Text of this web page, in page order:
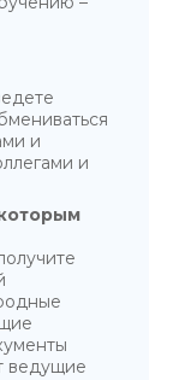
и
и
ведущие